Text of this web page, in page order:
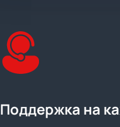
Поддержка на